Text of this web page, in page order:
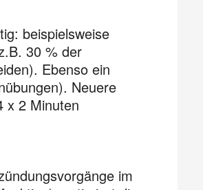
beispielsweise
30 % der
Ebenso ein
Neuere
x 2 Minuten
im